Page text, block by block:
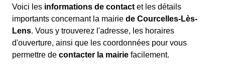
Voici les informations de contact et les détails
importants concernant la mairie de Courcelles-Lès-
Lens. Vous y trouverez l'adresse, les horaires
d'ouverture, ainsi que les coordonnées pour vous
permettre de contacter la mairie facilement.